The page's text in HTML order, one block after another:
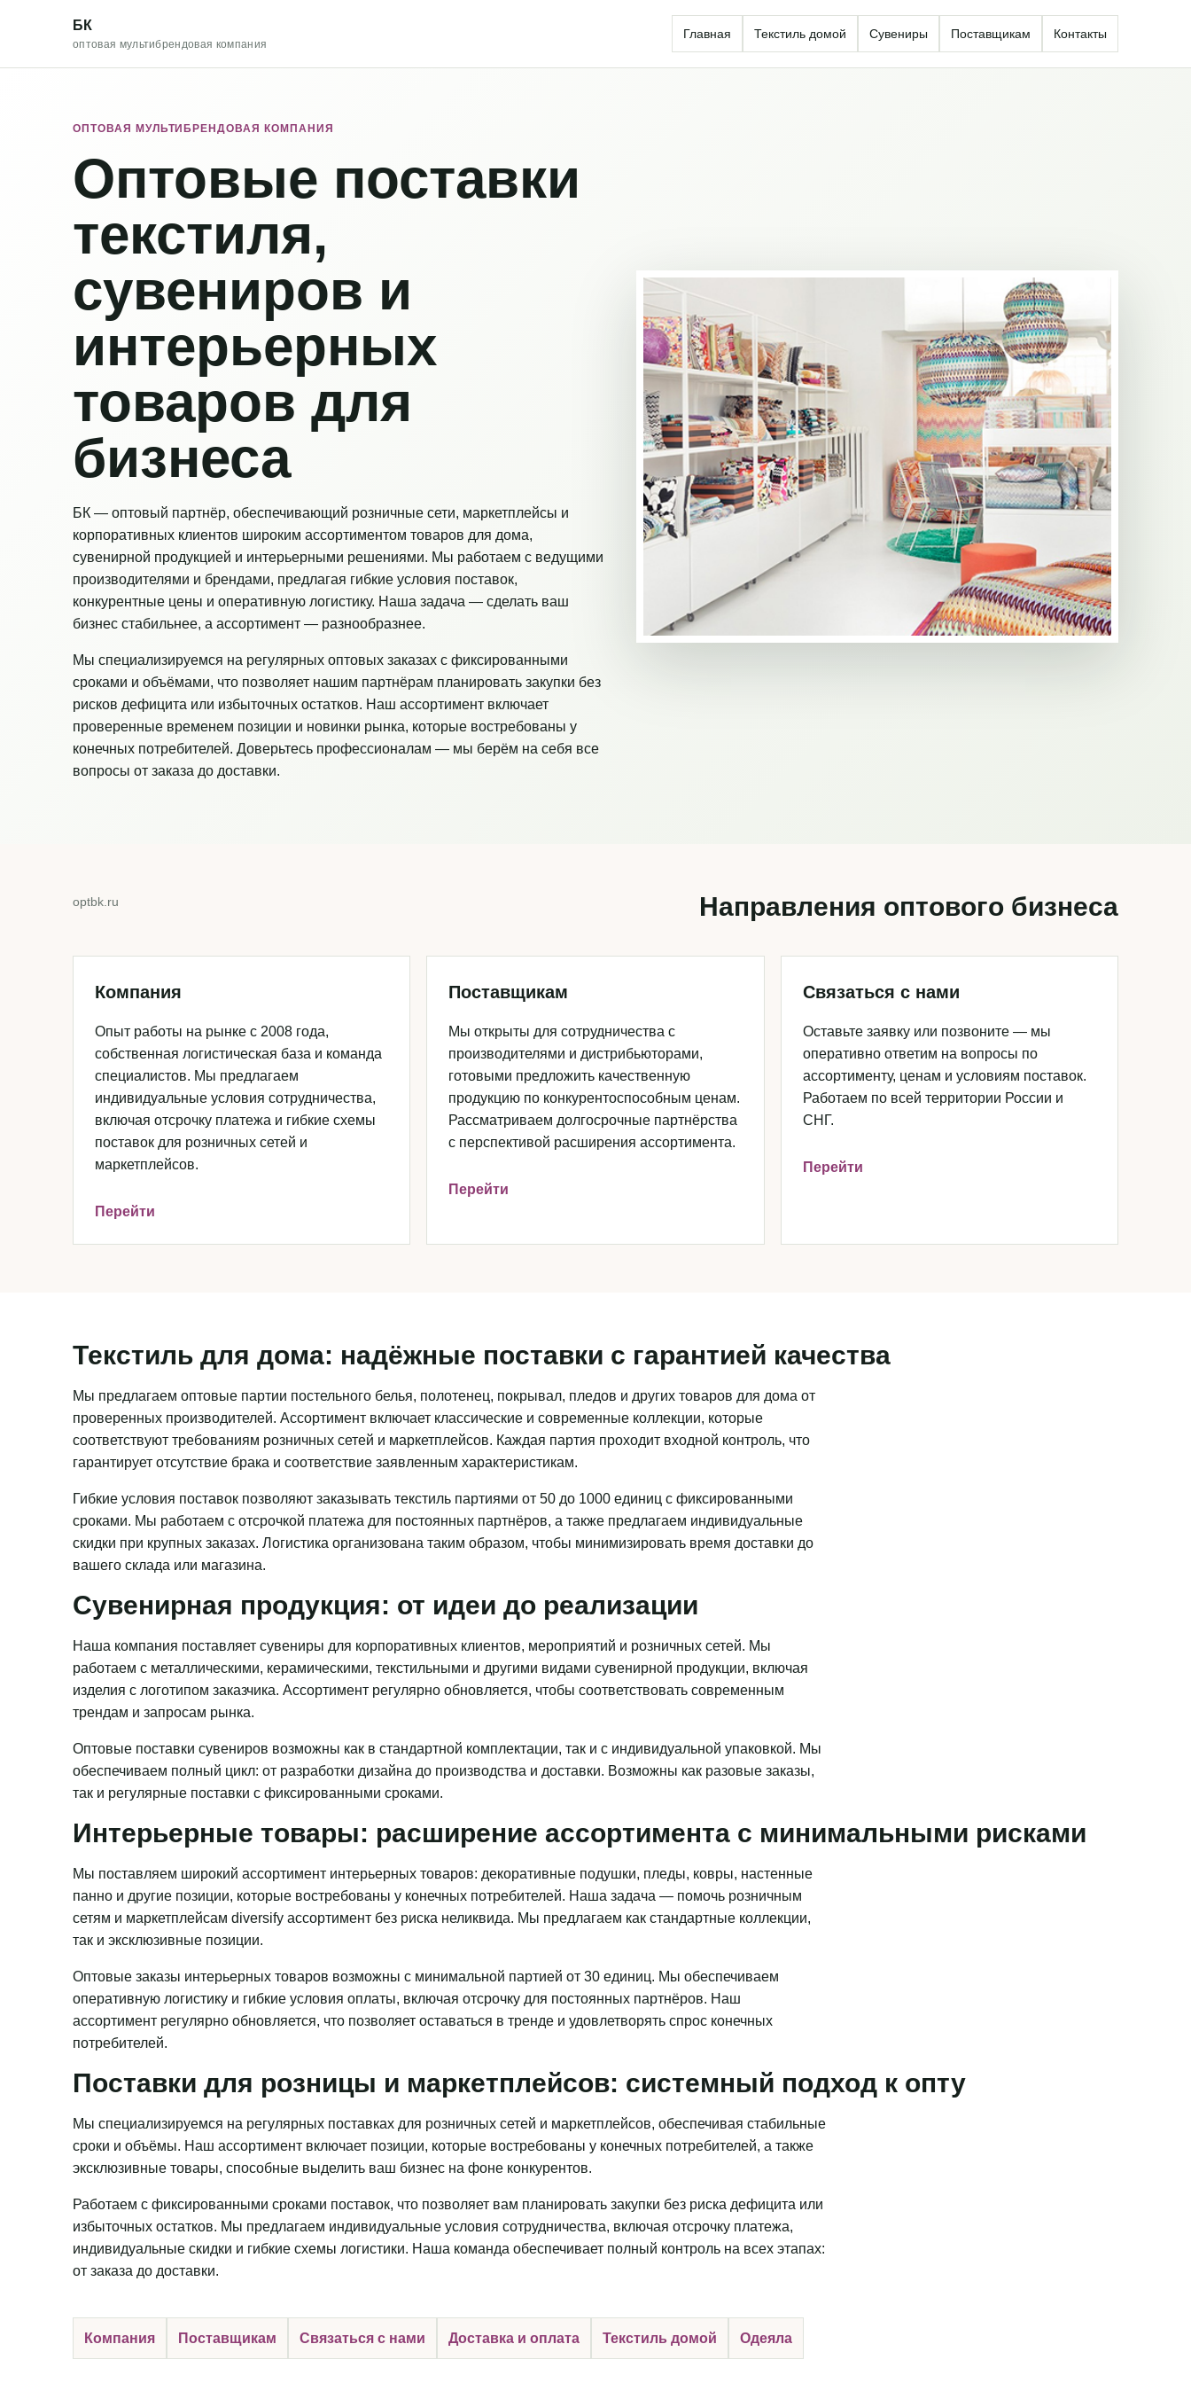
БК
оптовая мультибрендовая компания
Главная Текстиль домой Сувениры Поставщикам Контакты
ОПТОВАЯ МУЛЬТИБРЕНДОВАЯ КОМПАНИЯ
Оптовые поставки
текстиля,
сувениров и
интерьерных
товаров для
бизнеса
БК — оптовый партнёр, обеспечивающий розничные сети, маркетплейсы и
корпоративных клиентов широким ассортиментом товаров для дома,
сувенирной продукцией и интерьерными решениями. Мы работаем с ведущими
производителями и брендами, предлагая гибкие условия поставок,
конкурентные цены и оперативную логистику. Наша задача — сделать ваш
бизнес стабильнее, а ассортимент — разнообразнее.
Мы специализируемся на регулярных оптовых заказах с фиксированными
сроками и объёмами, что позволяет нашим партнёрам планировать закупки без
рисков дефицита или избыточных остатков. Наш ассортимент включает
проверенные временем позиции и новинки рынка, которые востребованы у
конечных потребителей. Доверьтесь профессионалам — мы берём на себя все
вопросы от заказа до доставки.
optbk.ru Направления оптового бизнеса
Компания
Опыт работы на рынке с 2008 года,
собственная логистическая база и команда
специалистов. Мы предлагаем
индивидуальные условия сотрудничества,
включая отсрочку платежа и гибкие схемы
поставок для розничных сетей и
маркетплейсов.
Перейти
Поставщикам
Мы открыты для сотрудничества с
производителями и дистрибьюторами,
готовыми предложить качественную
продукцию по конкурентоспособным ценам.
Рассматриваем долгосрочные партнёрства
с перспективой расширения ассортимента.
Перейти
Связаться с нами
Оставьте заявку или позвоните — мы
оперативно ответим на вопросы по
ассортименту, ценам и условиям поставок.
Работаем по всей территории России и
СНГ.
Перейти
Текстиль для дома: надёжные поставки с гарантией качества
Мы предлагаем оптовые партии постельного белья, полотенец, покрывал, пледов и других товаров для дома от
проверенных производителей. Ассортимент включает классические и современные коллекции, которые
соответствуют требованиям розничных сетей и маркетплейсов. Каждая партия проходит входной контроль, что
гарантирует отсутствие брака и соответствие заявленным характеристикам.
Гибкие условия поставок позволяют заказывать текстиль партиями от 50 до 1000 единиц с фиксированными
сроками. Мы работаем с отсрочкой платежа для постоянных партнёров, а также предлагаем индивидуальные
скидки при крупных заказах. Логистика организована таким образом, чтобы минимизировать время доставки до
вашего склада или магазина.
Сувенирная продукция: от идеи до реализации
Наша компания поставляет сувениры для корпоративных клиентов, мероприятий и розничных сетей. Мы
работаем с металлическими, керамическими, текстильными и другими видами сувенирной продукции, включая
изделия с логотипом заказчика. Ассортимент регулярно обновляется, чтобы соответствовать современным
трендам и запросам рынка.
Оптовые поставки сувениров возможны как в стандартной комплектации, так и с индивидуальной упаковкой. Мы
обеспечиваем полный цикл: от разработки дизайна до производства и доставки. Возможны как разовые заказы,
так и регулярные поставки с фиксированными сроками.
Интерьерные товары: расширение ассортимента с минимальными рисками
Мы поставляем широкий ассортимент интерьерных товаров: декоративные подушки, пледы, ковры, настенные
панно и другие позиции, которые востребованы у конечных потребителей. Наша задача — помочь розничным
сетям и маркетплейсам diversify ассортимент без риска неликвида. Мы предлагаем как стандартные коллекции,
так и эксклюзивные позиции.
Оптовые заказы интерьерных товаров возможны с минимальной партией от 30 единиц. Мы обеспечиваем
оперативную логистику и гибкие условия оплаты, включая отсрочку для постоянных партнёров. Наш
ассортимент регулярно обновляется, что позволяет оставаться в тренде и удовлетворять спрос конечных
потребителей.
Поставки для розницы и маркетплейсов: системный подход к опту
Мы специализируемся на регулярных поставках для розничных сетей и маркетплейсов, обеспечивая стабильные
сроки и объёмы. Наш ассортимент включает позиции, которые востребованы у конечных потребителей, а также
эксклюзивные товары, способные выделить ваш бизнес на фоне конкурентов.
Работаем с фиксированными сроками поставок, что позволяет вам планировать закупки без риска дефицита или
избыточных остатков. Мы предлагаем индивидуальные условия сотрудничества, включая отсрочку платежа,
индивидуальные скидки и гибкие схемы логистики. Наша команда обеспечивает полный контроль на всех этапах:
от заказа до доставки.
Компания Поставщикам Связаться с нами Доставка и оплата Текстиль домой Одеяла